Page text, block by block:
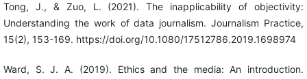
Tong, J., & Zuo, L. (2021). The inapplicability of objectivity:
Understanding the work of data journalism. Journalism Practice,
15(2), 153-169. https://doi.org/10.1080/17512786.2019.1698974
Ward, S. J. A. (2019). Ethics and the media: An introduction.